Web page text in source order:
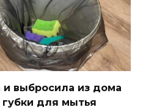
и выбросила из дома
для мытья